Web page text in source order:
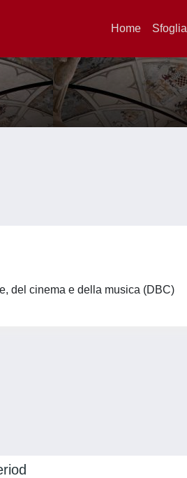
Home Sfoglia
del cinema e della musica (DBC)